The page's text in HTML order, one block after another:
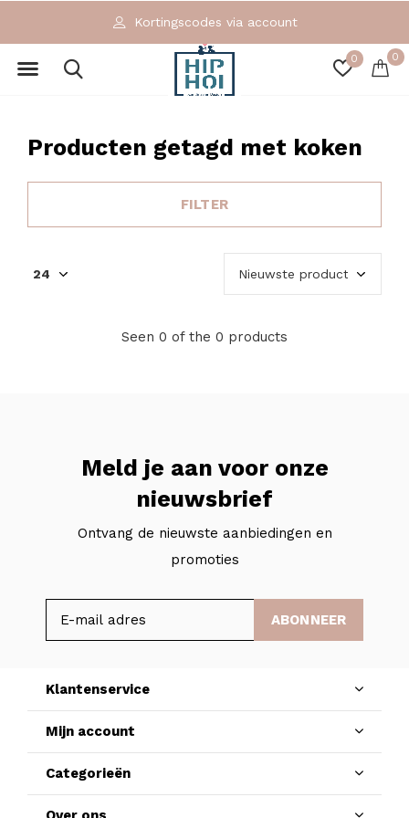
0 0
Kortingscodes via account
Producten getagd met koken
FILTER
Seen 0 of the 0 products
Meld je aan voor onze
nieuwsbrief
Ontvang de nieuwste aanbiedingen en
promoties
ABONNEER
Klantenservice
Mijn account
Categorieën